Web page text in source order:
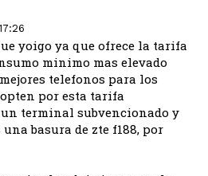
yoigo ya que ofrece la tarifa
minimo mas elevado
telefonos para los
por esta tarifa
terminal subvencionado y
basura de zte f188, por